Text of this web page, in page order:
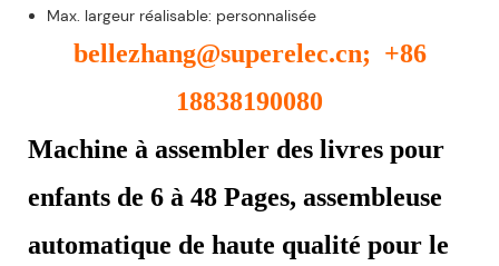
Max. largeur réalisable: personnalisée
bellezhang@superelec.cn; +86
18838190080
Machine à assembler des livres pour
enfants de 6 à 48 Pages, assembleuse
automatique de haute qualité pour le